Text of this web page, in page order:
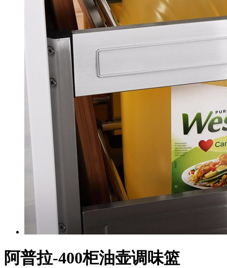
阿普拉-400柜油壶调味篮